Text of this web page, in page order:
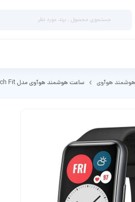
هوآوی ساعت هوشمند هوآوی مدل Watch Fit